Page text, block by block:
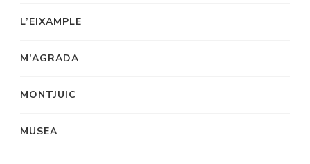
L’EIXAMPLE
M’AGRADA
MONTJUIC
MUSEA